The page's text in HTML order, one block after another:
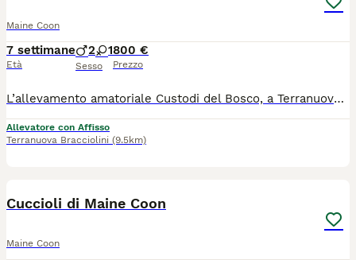
Maine Coon
7 settimane
Età
2 1
Sesso
800 €
Prezzo
L’allevamento amatoriale Custodi del Bosco, a Terranuova Bracciolini (AR), ha ancora disponibili 3 splendidi cuccioli pronti a raggiungere le loro nuove famiglie da settembre: 2 cuccioli rossi 1 femmina tricolore con una particolare macchia sul viso Cresciuti in ambiente familiare, con amore e attenzioni, per sviluppare un carattere socievole, equilibrato e affettuoso. Cosa include la cessione del cucciolo: Pedigree AFEF Microchip già inserito e registrazione all'anagrafe felina Ciclo di vaccinazioni e sverminazioni effettuati. Libretto sanitario Test genetici dei genitori Ci troviamo a Terranuova Bracciolini (AR), in Toscana. Se vuoi venire a conoscerli o desideri ricevere maggiori informazioni, foto e video dei singoli cuccioli, non esitare a contattarci! Saremo felici di trovare la famiglia perfetta per ognuno dei nostri "Custodi del Bosco".
Allevatore con Affisso
Terranuova Bracciolini (9.5km)
Cuccioli di Maine Coon
Maine Coon